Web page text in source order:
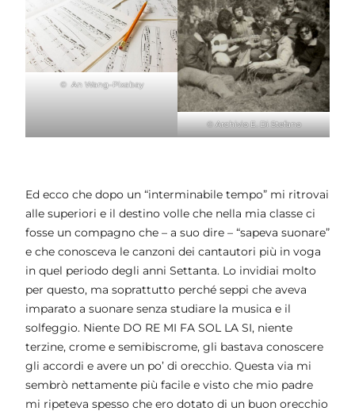
©An Wang–Pixabay
© Archivio E. Di Stefano
Ed ecco che dopo un “interminabile tempo” mi ritrovai
alle superiori e il destino volle che nella mia classe ci
fosse un compagno che – a suo dire – “sapeva suonare”
e che conosceva le canzoni dei cantautori più in voga
in quel periodo degli anni Settanta. Lo invidiai molto
per questo, ma soprattutto perché seppi che aveva
imparato a suonare senza studiare la musica e il
solfeggio. Niente DO RE MI FA SOL LA SI, niente
terzine, crome e semibiscrome, gli bastava conoscere
gli accordi e avere un po’ di orecchio. Questa via mi
sembrò nettamente più facile e visto che mio padre
mi ripeteva spesso che ero dotato di un buon orecchio